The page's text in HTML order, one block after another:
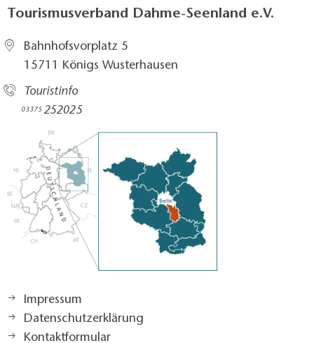
Tourismusverband Dahme-Seenland e.V.
Bahnhofsvorplatz 5​
15711 Königs Wusterhausen
Touristinfo
03375252025​
Impressum
Datenschutzerklärung
Kontaktformular